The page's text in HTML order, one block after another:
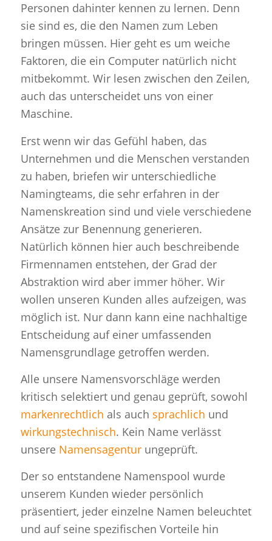
Personen dahinter kennen zu lernen. Denn
sie sind es, die den Namen zum Leben
bringen müssen. Hier geht es um weiche
Faktoren, die ein Computer natürlich nicht
mitbekommt. Wir lesen zwischen den Zeilen,
auch das unterscheidet uns von einer
Maschine.
Erst wenn wir das Gefühl haben, das
Unternehmen und die Menschen verstanden
zu haben, briefen wir unterschiedliche
Namingteams, die sehr erfahren in der
Namenskreation sind und viele verschiedene
Ansätze zur Benennung generieren.
Natürlich können hier auch beschreibende
Firmennamen entstehen, der Grad der
Abstraktion wird aber immer höher. Wir
wollen unseren Kunden alles aufzeigen, was
möglich ist. Nur dann kann eine nachhaltige
Entscheidung auf einer umfassenden
Namensgrundlage getroffen werden.
Alle unsere Namensvorschläge werden
kritisch selektiert und genau geprüft, sowohl
markenrechtlich als auch sprachlich und
wirkungstechnisch. Kein Name verlässt
unsere Namensagenturungeprüft.
Der so entstandene Namenspool wurde
unserem Kunden wieder persönlich
präsentiert, jeder einzelne Namen beleuchtet
und auf seine spezifischen Vorteile hin